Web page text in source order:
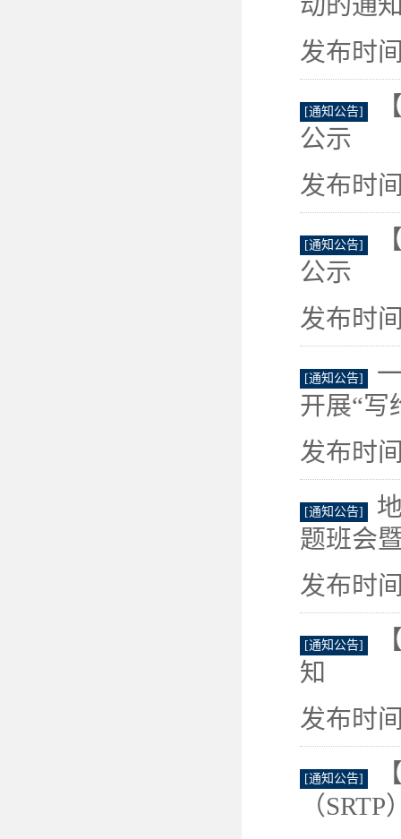
发布时
[通知公告]
公示
发布时
[通知公告]
公示
发布时
[通知公告]
开展“写
发布时
[通知公告]
题班会
发布时
[通知公告]
知
发布时
[通知公告]
（